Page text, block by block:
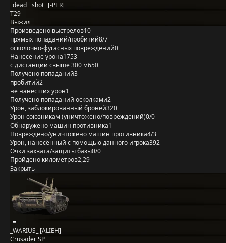
_dead__shot_ [-PER]
T29
Выжил
Произведено выстрелов10
прямых попаданий/пробитий8/7
осколочно-фугасных повреждений0
Нанесение урона1753
с дистанции свыше 300 м650
Получено попаданий3
пробитий2
не нанёсших урон1
Получено попаданий осколками2
Урон, заблокированный бронёй320
Урон союзникам (уничтожено/повреждений)0/0
Обнаружено машин противника1
Повреждено/уничтожено машин противника4/3
Урон, нанесённый с помощью данного игрока392
Очки захвата/защиты базы0/0
Пройдено километров2,29
Закрыть
_WARIUS_ [ALIEH]
Crusader SP